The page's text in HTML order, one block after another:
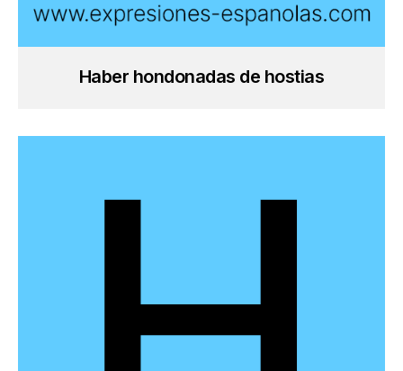
Haber hondonadas de hostias